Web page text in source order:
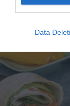
Data